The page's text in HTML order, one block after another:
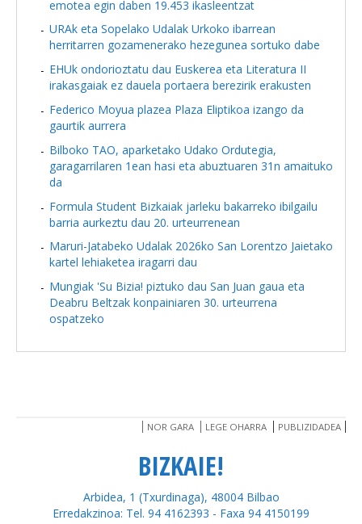
emotea egin daben 19.453 ikasleentzat
URAk eta Sopelako Udalak Urkoko ibarrean
herritarren gozamenerako hezegunea sortuko dabe
EHUk ondorioztatu dau Euskerea eta Literatura II
irakasgaiak ez dauela portaera berezirik erakusten
Federico Moyua plazea Plaza Eliptikoa izango da
gaurtik aurrera
Bilboko TAO, aparketako Udako Ordutegia,
garagarrilaren 1ean hasi eta abuztuaren 31n amaituko
da
Formula Student Bizkaiak jarleku bakarreko ibilgailu
barria aurkeztu dau 20. urteurrenean
Maruri-Jatabeko Udalak 2026ko San Lorentzo Jaietako
kartel lehiaketea iragarri dau
Mungiak 'Su Bizia! piztuko dau San Juan gaua eta
Deabru Beltzak konpainiaren 30. urteurrena
ospatzeko
NOR GARA LEGE OHARRA PUBLIZIDADEA
BIZKAIE!
Arbidea, 1 (Txurdinaga), 48004 Bilbao
Erredakzinoa: Tel. 94 4162393 - Faxa 94 4150199